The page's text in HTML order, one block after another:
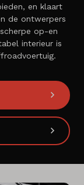
en klaart
de ontwerpers
op-en
interieur is